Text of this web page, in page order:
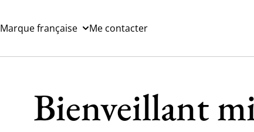
Marque française Me contacter
Bienveillant